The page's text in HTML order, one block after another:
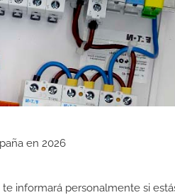
en 2026
informará personalmente si